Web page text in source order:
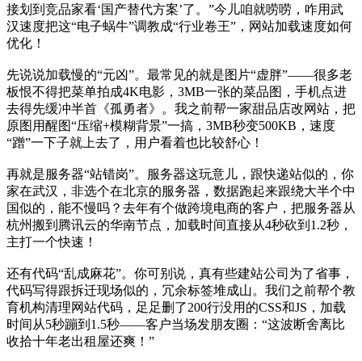
接划到竞品家看‘国产替代方案’了。”今儿咱就唠唠，咋用武
汉速度把这“电子蜗牛”调教成“行业卷王”，网站加载速度如何
优化！
先说说加载慢的“元凶”。最常见的就是图片“虚胖”——很多老
板恨不得把菜单拍成4K电影，3MB一张的菜品图，手机点进
去得先缓冲半首《孤勇者》。我之前帮一家甜品店改网站，把
原图用醒图“压缩+模糊背景”一搞，3MB秒变500KB，速度
“蹭”一下子就上去了，用户看着也比较舒心！
再就是服务器“站错岗”。服务器这玩意儿，跟快递站似的，你
家在武汉，非选个在北京的服务器，数据跑起来跟绕大半个中
国似的，能不慢吗？去年有个做跨境电商的客户，把服务器从
杭州搬到腾讯云的华南节点，加载时间直接从4秒砍到1.2秒，
主打一个快速！
还有代码“乱成麻花”。你可别说，真有些建站公司为了省事，
代码写得跟拆迁现场似的，冗余标签堆成山。我们之前帮个教
育机构清理网站代码，足足删了200行没用的CSS和JS，加载
时间从5秒蹦到1.5秒——客户当场发朋友圈：“这波断舍离比
收拾十年老出租屋还爽！”